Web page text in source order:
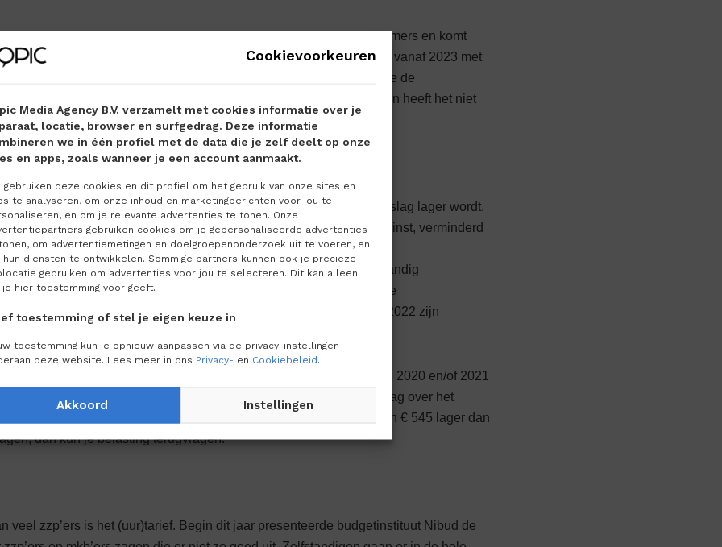
Cookievoorkeuren
Media Agency B.V. verzamelt met cookies informatie over je
locatie, browser en surfgedrag. Deze informatie
we in één profiel met de data die je zelf deelt op onze
en apps, zoals wanneer je een account aanmaakt.
gebruiken deze cookies en dit profiel om het gebruik van onze sites en
te analyseren, om onze inhoud en marketingberichten voor jou te
en om je relevante advertenties te tonen. Onze
gebruiken cookies om je gepersonaliseerde advertenties
om advertentiemetingen en doelgroepenonderzoek uit te voeren, en
hun diensten te ontwikkelen. Sommige partners kunnen ook je precieze
gebruiken om advertenties voor jou te selecteren. Dit kan alleen
je hier toestemming voor geeft.
toestemming of stel je eigen keuze in
toestemming kun je opnieuw aanpassen via de privacy-instellingen
deze website. Lees meer in ons Privacy- en Cookiebeleid.
Akkoord Instellingen
af van het verschil in fiscale behandeling tussen zzp’ers en werknemers en komt
afbouw van de zelfstandigenaftrek. De zelfstandigenaftrek wordt vanaf 2023 met
tot 1200 euro in 2030. Zelfstandigen worden gedurende de
via de verhoging van de arbeidskorting, dus de eerste jaren heeft het niet
de hoogte van de belastingaanslag.
paar belangrijke aftrekposten. Hiermee kun je zorgen dat je aanslag lager wordt.
heb je recht op de mkb-winstvrijstelling. Deze is 14% van de winst, verminderd
Twee andere belangrijke aftrekposten zijn de
en de premies voor je pensioenvoorziening. Als zelfstandig
je zelf je pensioenvoorziening regelen. Daarbij leveren de fiscale
stortingen voor een lijfrenteverzekering belastingaftrek op. Vanaf 2022 zijn
boven € 68.507 nog maximaal 40% aftrekbaar.
is middeling. Hiervoor kom je mogelijk in aanmerking als je in 2020 en/of 2021
omzet had. Bij middeling (her)berekent de Belastingdienst de aanslag over het
drie aaneengesloten kalenderjaren. Is het totaal hiervan meer dan € 545 lager dan
dan kun je belasting terugvragen.
veel zzp’ers is het (uur)tarief. Begin dit jaar presenteerde budgetinstituut Nibud de